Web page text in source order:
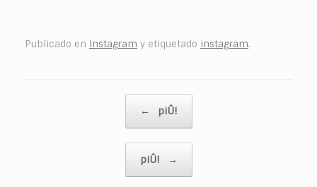
Publicado en Instagram y etiquetado instagram.
← piÛ!
piÛ! →